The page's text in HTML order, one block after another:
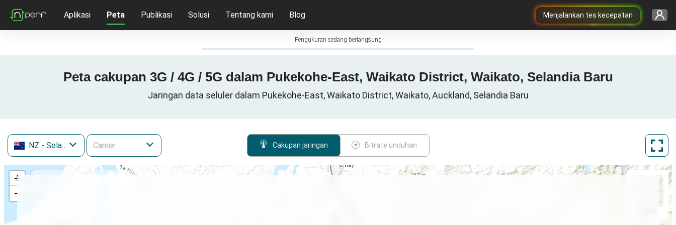
Menjalankan tes kecepatan
Aplikasi Peta Publikasi Solusi Tentang kami Blog
Pengukuran sedang berlangsung
Peta cakupan 3G / 4G / 5G dalam Pukekohe-East, Waikato District, Waikato, Selandia Baru
Jaringan data seluler dalam Pukekohe-East, Waikato District, Waikato, Auckland, Selandia Baru
NZ - Selandia Baru Cakupan jaringan Bitrate unduhan
+
−